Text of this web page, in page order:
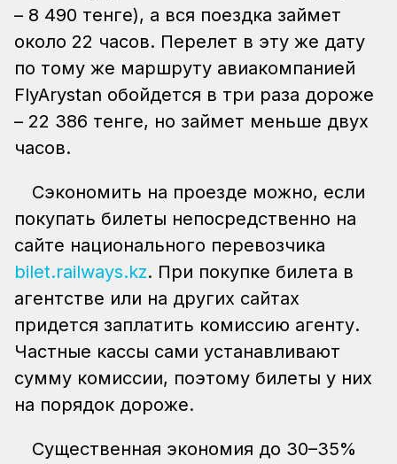
– 8 490 тенге), а вся поездка займет
около 22 часов. Перелет в эту же дату
по тому же маршруту авиакомпанией
FlyArystan обойдется в три раза дороже
– 22 386 тенге, но займет меньше двух
часов.
Сэкономить на проезде можно, если
покупать билеты непосредственно на
сайте национального перевозчика
bilet.railways.kz. При покупке билета в
агентстве или на других сайтах
придется заплатить комиссию агенту.
Частные кассы сами устанавливают
сумму комиссии, поэтому билеты у них
на порядок дороже.
Существенная экономия до 30–35%